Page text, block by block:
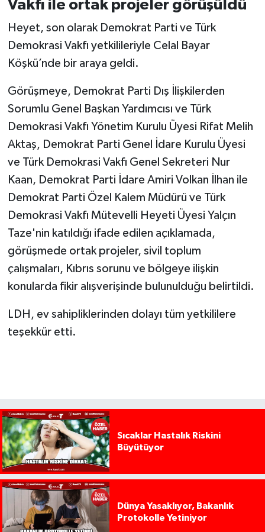
Vakfı ile ortak projeler görüşüldü
Heyet, son olarak Demokrat Parti ve Türk
Demokrasi Vakfı yetkilileriyle Celal Bayar
Köşkü’nde bir araya geldi.
Görüşmeye, Demokrat Parti Dış İlişkilerden
Sorumlu Genel Başkan Yardımcısı ve Türk
Demokrasi Vakfı Yönetim Kurulu Üyesi Rifat Melih
Aktaş, Demokrat Parti Genel İdare Kurulu Üyesi
ve Türk Demokrasi Vakfı Genel Sekreteri Nur
Kaan, Demokrat Parti İdare Amiri Volkan İlhan ile
Demokrat Parti Özel Kalem Müdürü ve Türk
Demokrasi Vakfı Mütevelli Heyeti Üyesi Yalçın
Taze'nin katıldığı ifade edilen açıklamada,
görüşmede ortak projeler, sivil toplum
çalışmaları, Kıbrıs sorunu ve bölgeye ilişkin
konularda fikir alışverişinde bulunulduğu belirtildi.
LDH, ev sahipliklerinden dolayı tüm yetkililere
teşekkür etti.
Sıcaklar Hastalık Riskini
Büyütüyor
Dünya Yasaklıyor, Bakanlık
Protokolle Yetiniyor